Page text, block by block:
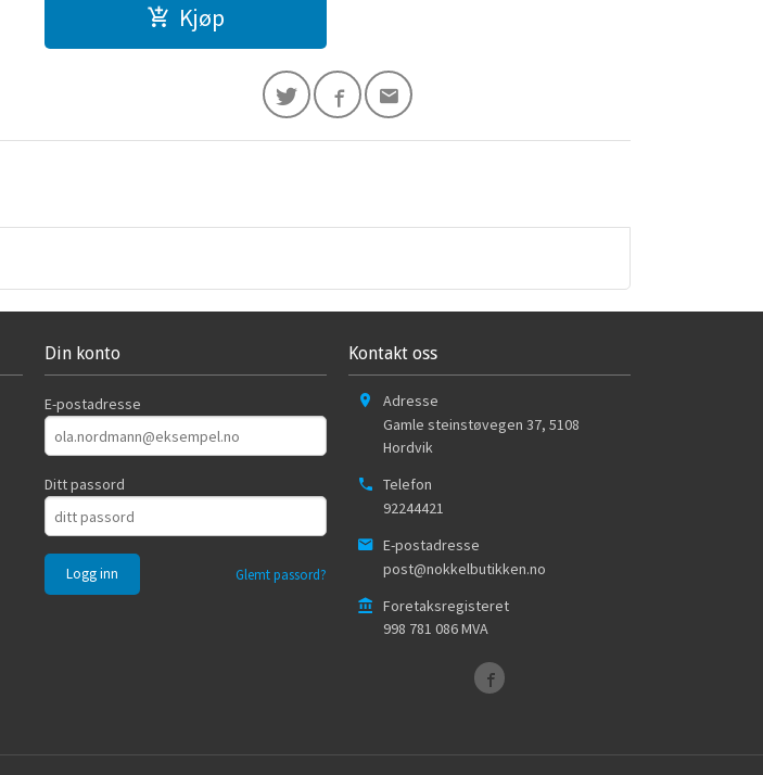
Kjøp
Din konto
E-postadresse
Ditt passord
Glemt passord?
Kontakt oss
Adresse
Gamle steinstøvegen 37, 5108
Hordvik
Telefon
92244421
E-postadresse
post@nokkelbutikken.no
Foretaksregisteret
998 781 086 MVA